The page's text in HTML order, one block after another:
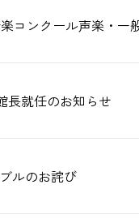
コンクール声楽・一
長就任のお知らせ
ルのお詫び